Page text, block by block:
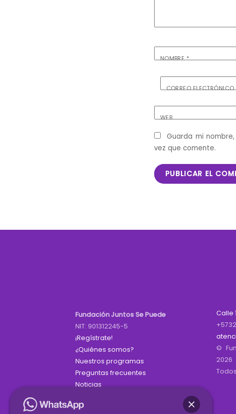
NOMBRE*
CORREO ELECTRÓNICO
WEB
Guarda mi
vez que comente.
Fundación Juntos Se Puede
NIT: 901312245-5
¡Regístrate!
¿Quiénes somos?
Nuestros programas
Preguntas frecuentes
Noticias
Calle
©
2026